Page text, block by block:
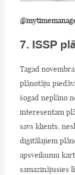
7. ISSP
Tagad
plānotāju
šogad neplāno
interesentam
savs klients,
digitālajiem
apsveikumu
samazinājusies